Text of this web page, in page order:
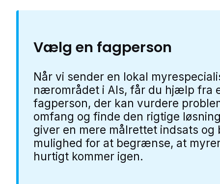
Vælg en fagperson
Når vi sender en lokal
nærområdet i Als, får du hjælp fra
fagperson, der kan vurdere
omfang og finde den rigtige
giver en mere målrettet indsats og
mulighed for at begrænse, at
hurtigt kommer igen.